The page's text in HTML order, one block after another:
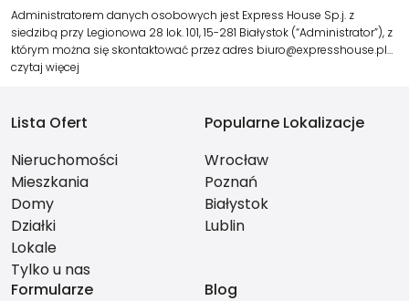
Administratorem danych osobowych jest Express House Sp.j. z
siedzibą przy Legionowa 28 lok. 101, 15-281 Białystok (“Administrator”), z
którym można się skontaktować przez adres biuro@expresshouse.pl…
czytaj więcej
Lista Ofert
Nieruchomości
Mieszkania
Domy
Działki
Lokale
Tylko u nas
Popularne Lokalizacje
Wrocław
Poznań
Białystok
Lublin
Formularze
Blog